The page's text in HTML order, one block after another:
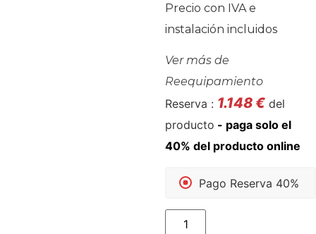
Precio con IVA e
instalación incluidos
Ver más de
Reequipamiento
Reserva : 1.148€ del
producto
Pago Reserva 40%